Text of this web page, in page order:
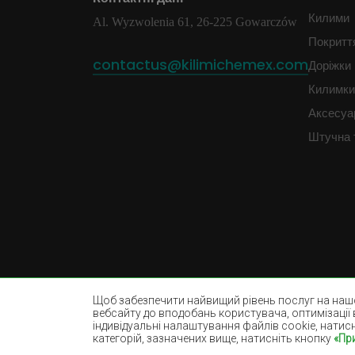
Щоб забезпечити найвищий рівень послуг на
вебсайту до вподобань користувача,
індивідуальні налаштування файлів cookie,
категорій, зазначених вище, натисніть кнопку
Al. Wyzwolenia 61, 26-225 Gowarczów
contactus@kilimichemex.com
Килими
Доріжки
Штучна
Dywany beżowe Білі килими